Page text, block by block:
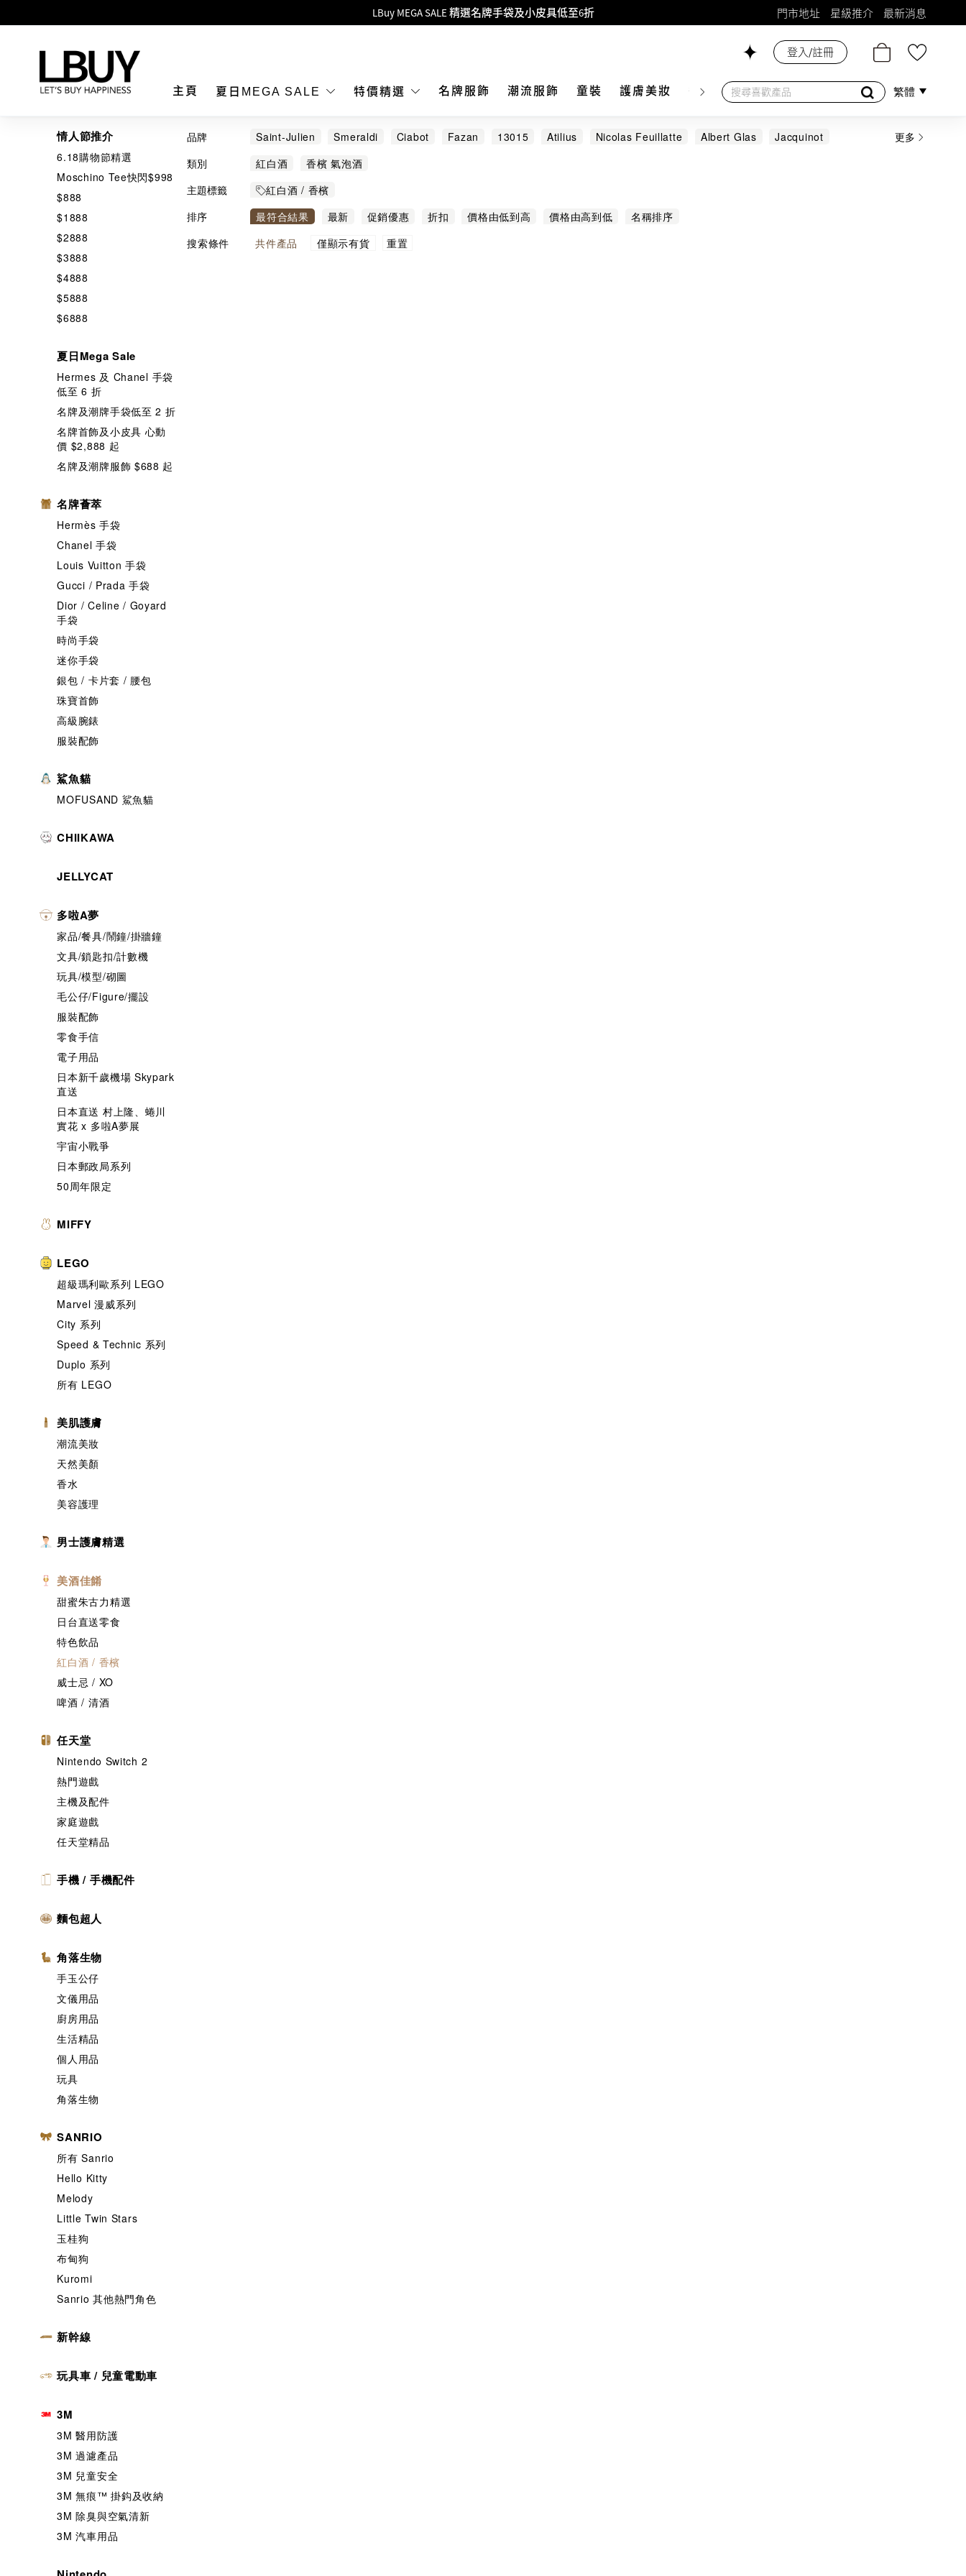
Goyard Hobo / Hobo Mini人氣限量特別版限時原價低至75折!
MOKO 1樓175號鋪旗艦店特設名牌Hermès、CHANEL及LV專區！
購物滿HKD500即享免運費！
LBuy獲香港知識產權署頒發2026《正版正貨承諾》商標
門市地址 星級推介 最新消息
主頁 夏日MEGA SALE 特價精選 名牌服飾 潮流服飾 童裝 護膚美妝 香水香薰 個人護理 母嬰護理 遊戲及精品
登入/註冊
繁體
情人節推介
6.18購物節精選
Moschino Tee快閃$998
$888
$1888
$2888
$3888
$4888
$5888
$6888
夏日Mega Sale
Hermes 及 Chanel 手袋
低至 6 折
名牌及潮牌手袋低至 2 折
名牌首飾及小皮具 心動
價 $2,888 起
名牌及潮牌服飾 $688 起
名牌薈萃
Hermès 手袋
Chanel 手袋
Louis Vuitton 手袋
Gucci / Prada 手袋
Dior / Celine / Goyard
手袋
時尚手袋
迷你手袋
銀包 / 卡片套 / 腰包
珠寶首飾
高級腕錶
服裝配飾
鯊魚貓
MOFUSAND 鯊魚貓
CHIIKAWA
JELLYCAT
多啦A夢
家品/餐具/鬧鐘/掛牆鐘
文具/鎖匙扣/計數機
玩具/模型/砌圖
毛公仔/Figure/擺設
服裝配飾
零食手信
電子用品
日本新千歲機場 Skypark
直送
日本直送 村上隆、蜷川
實花 x 多啦A夢展
宇宙小戰爭
日本郵政局系列
50周年限定
MIFFY
LEGO
超級瑪利歐系列 LEGO
Marvel 漫威系列
City 系列
Speed & Technic 系列
Duplo 系列
所有 LEGO
美肌護膚
潮流美妝
天然美顏
香水
美容護理
男士護膚精選
美酒佳餚
甜蜜朱古力精選
日台直送零食
特色飲品
紅白酒 / 香檳
威士忌 / XO
啤酒 / 清酒
任天堂
Nintendo Switch 2
熱門遊戲
主機及配件
家庭遊戲
任天堂精品
手機 / 手機配件
麵包超人
角落生物
手玉公仔
文儀用品
廚房用品
生活精品
個人用品
玩具
角落生物
SANRIO
所有 Sanrio
Hello Kitty
Melody
Little Twin Stars
玉桂狗
布甸狗
Kuromi
Sanrio 其他熱門角色
新幹線
玩具車 / 兒童電動車
3M
3M 醫用防護
3M 過濾產品
3M 兒童安全
3M 無痕™️ 掛鈎及收納
3M 除臭與空氣清新
3M 汽車用品
品牌 Saint-Julien Smeraldi Ciabot Fazan 13015 Atilius Nicolas Feuillatte Albert Glas
Jacquinot
CAPE MENTELLE
MOËT & CHANDON
更多
類別
紅白酒
香檳 氣泡酒
主題標籤
紅白酒 / 香檳
排序
最符合結果 最新 促銷優惠 折扣 價格由低到高 價格由高到低
名稱排序
搜索條件
共件產品 僅顯示有貨 重置